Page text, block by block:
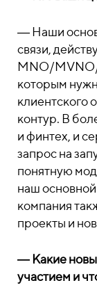
― Наши
связи,
MNO/MVNO/
которым
клиентского
контур. В
и финтех, и
запрос на
понятную
наш
компания
проекты и
― Какие
участием и